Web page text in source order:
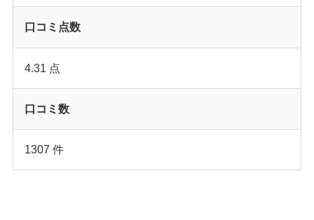
口コミ点数
4.31 点
口コミ数
1307 件